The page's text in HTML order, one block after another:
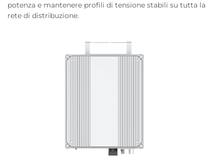
potenza e mantenere profili di tensione stabili su tutta la
rete di distribuzione.